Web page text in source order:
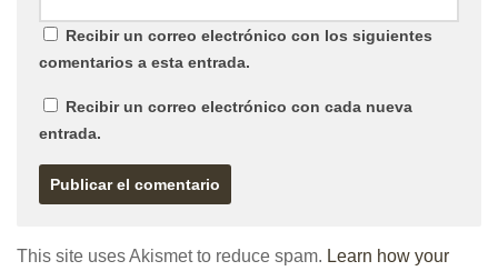
Recibir un correo electrónico con los siguientes
comentarios a esta entrada.
Recibir un correo electrónico con cada nueva
entrada.
This site uses Akismet to reduce spam. Learn how your